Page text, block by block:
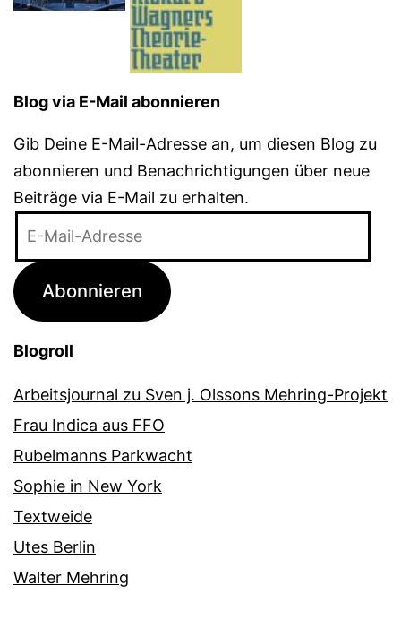
Blog via E-Mail abonnieren
Gib Deine E-Mail-Adresse an, um diesen Blog zu
abonnieren und Benachrichtigungen über neue
Beiträge via E-Mail zu erhalten.
Adresse
Abonnieren
Blogroll
Arbeitsjournal zu Sven j. Olssons Mehring-Projekt
Frau Indica aus FFO
Rubelmanns Parkwacht
Sophie in New York
Textweide
Utes Berlin
Walter Mehring